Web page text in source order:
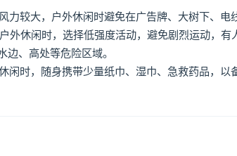
力较大，户外休闲时避免在广告牌、大树下、电
外休闲时，选择低强度活动，避免剧烈运动，
边、高处等危险区域。
闲时，随身携带少量纸巾、湿巾、急救药品，